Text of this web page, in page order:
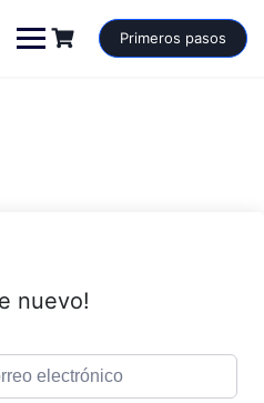
Primeros pasos
nuevo!